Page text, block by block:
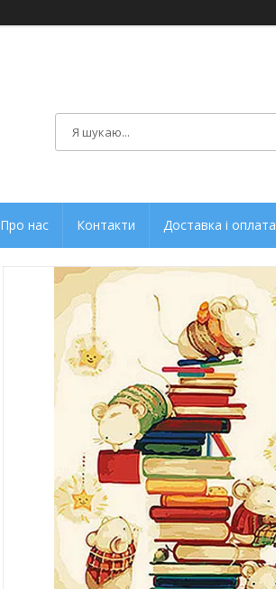
Про нас Контакти Доставка і оплата